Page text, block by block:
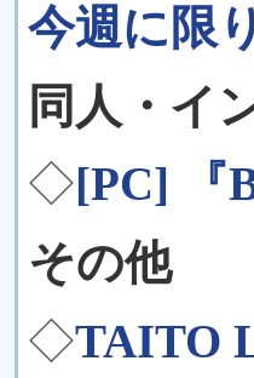
今週に限
同人・イ
◇[PC] 『
その他
◇TAITO